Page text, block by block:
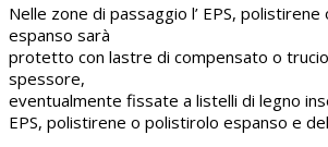
Nelle zone di passaggio l’ EPS,
espanso sarà
protetto con lastre di compensato o
spessore,
eventualmente fissate a listelli di legno
EPS, polistirene o polistirolo espanso e